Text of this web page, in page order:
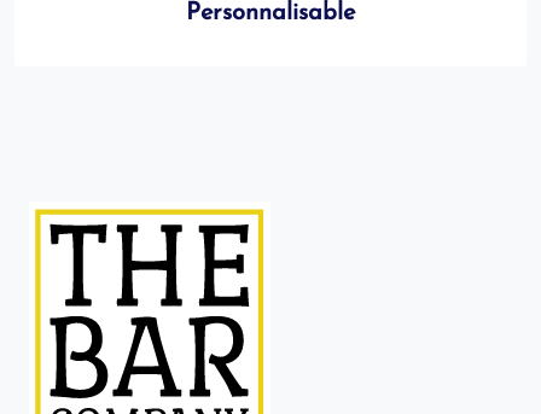
Personnalisable